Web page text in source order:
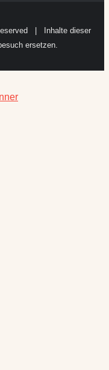
| Inhalte dieser
ersetzen.